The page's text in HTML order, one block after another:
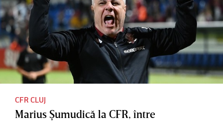
CFR CLUJ
Marius Şumudică la CFR, între